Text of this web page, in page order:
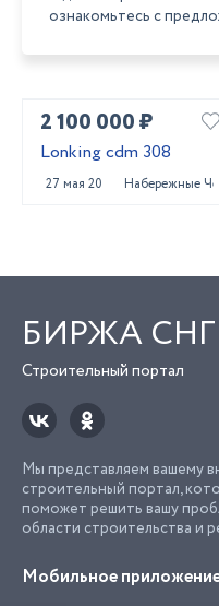
ознакомьтесь с
2 100 000 ₽
Lonking cdm 308
27 мая 2023 Набережные
БИРЖА СНГ
Строительный портал
Мы представляем вашему
строительный портал,
поможет решить вашу
области строительства и
Мобильное